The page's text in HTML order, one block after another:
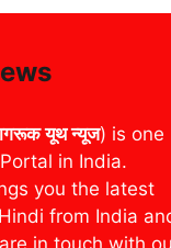
यूथ न्यूज) is one
in India.
you the latest
from India
in touch with